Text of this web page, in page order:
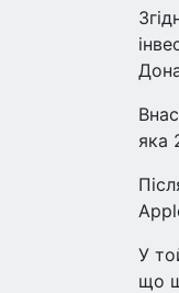
яка
У
що